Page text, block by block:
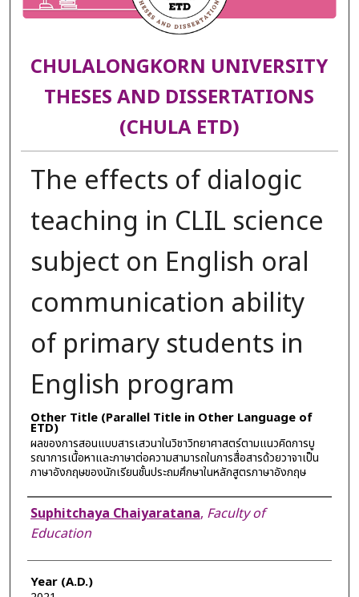
CHULALONGKORN UNIVERSITY
THESES AND DISSERTATIONS
(CHULA ETD)
The effects of dialogic
teaching in CLIL science
subject on English oral
communication ability
of primary students in
English program
Other Title (Parallel Title in Other Language of
ETD)
ผลของการสอนแบบสารเสวนาในวิชาวิทยาศาสตร์ตามแนวคิดการบู
รณาการเนื้อหาและภาษาต่อความสามารถในการสื่อสารด้วยวาจาเป็น
ภาษาอังกฤษของนักเรียนชั้นประถมศึกษาในหลักสูตรภาษาอังกฤษ
Author
Suphitchaya Chaiyaratana, Faculty of
Education
Year (A.D.)